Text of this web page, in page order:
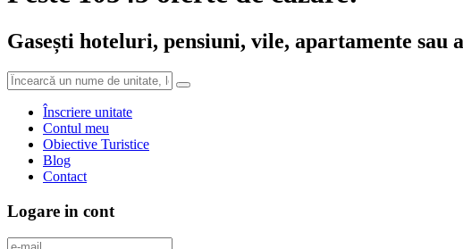
Gasești hoteluri, pensiuni, vile, apartamente
Înscriere unitate
Contul meu
Obiective Turistice
Blog
Contact
Logare in cont